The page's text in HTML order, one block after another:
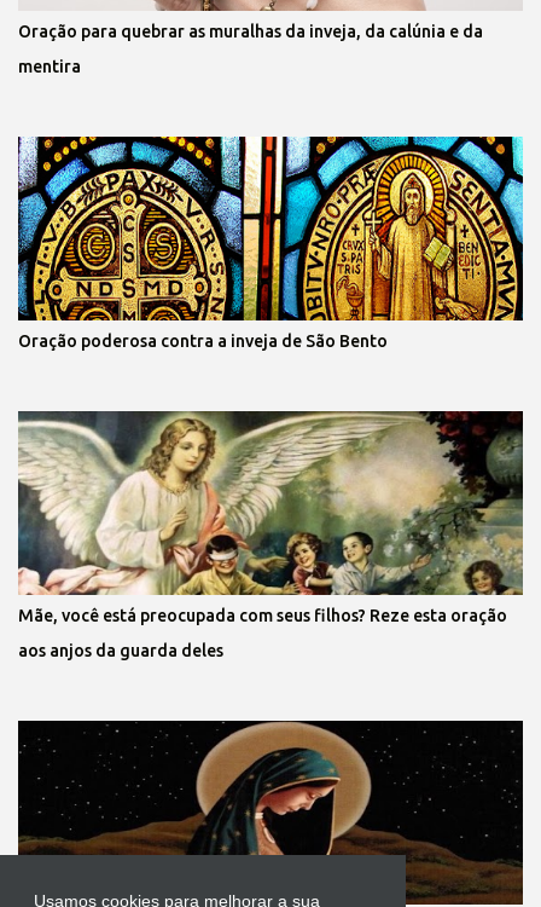
Usamos cookies para melhorar a sua
Oração para quebrar as muralhas da inveja, da calúnia e da
mentira
Oração poderosa contra a inveja de São Bento
Mãe, você está preocupada com seus filhos? Reze esta oração
aos anjos da guarda deles